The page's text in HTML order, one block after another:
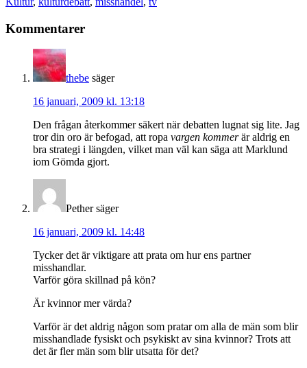
Läsarkommentarer
Kommentarer
thebe säger
16 januari, 2009 kl. 13:18
Den frågan återkommer säkert när debatten lugnat sig lite. Jag
tror din oro är befogad, att ropa vargen kommerär aldrig en
bra strategi i längden, vilket man väl kan säga att Marklund
iom Gömda gjort.
Pether säger
16 januari, 2009 kl. 14:48
Tycker det är viktigare att prata om hur ens partner
misshandlar.
Varför göra skillnad på kön?
Är kvinnor mer värda?
Varför är det aldrig någon som pratar om alla de män som blir
misshandlade fysiskt och psykiskt av sina kvinnor? Trots att
det är fler män som blir utsatta för det?